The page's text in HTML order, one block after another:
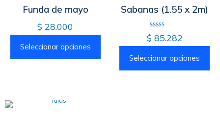
Funda de mayo
$ 28.000
Seleccionar opciones
Sabanas (1.55 x 2m)
con
$ 85.282
Seleccionar opciones